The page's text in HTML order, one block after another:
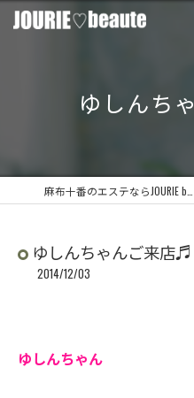
ゆしんち
ゆしんちゃんご来店♬
2014/12/03
ゆしんちゃん